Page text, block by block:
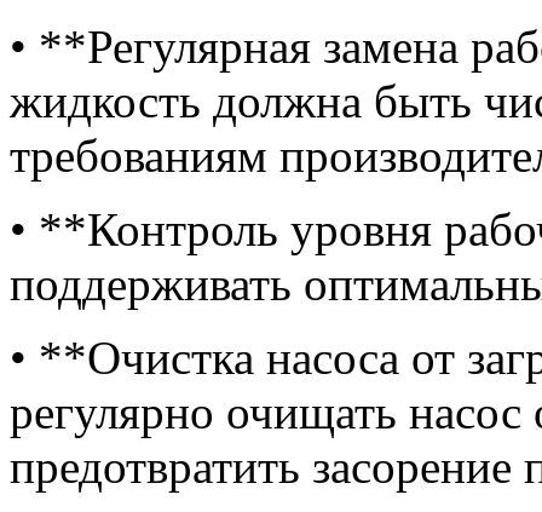
• **Регулярная замена
жидкость должна быть
требованиям
• **Контроль уровня
поддерживать
• **Очистка насоса от
регулярно очищать насос
предотвратить засорение